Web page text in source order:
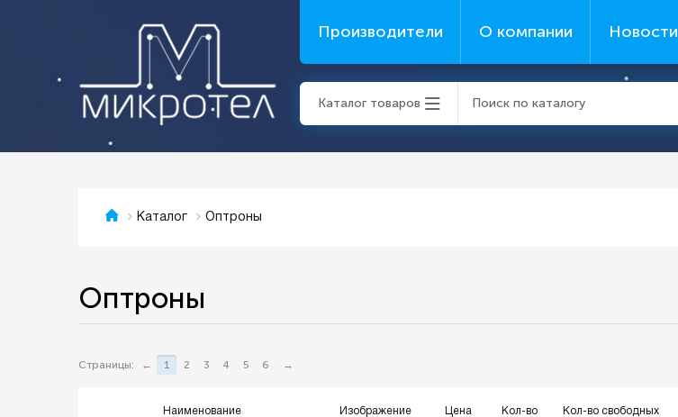
Производители О компании Новости
Каталог товаров
Каталог Оптроны
Оптроны
Страницы: ← 1 2 3 4 5 6 →
Наименование Изображение Цена Кол-во Кол-во свободных